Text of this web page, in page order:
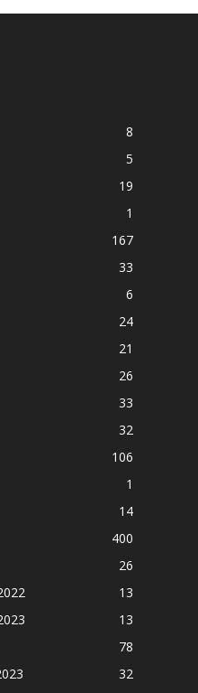
8
5
19
1
167
33
6
24
21
26
33
32
106
1
14
400
26
13
13
78
32